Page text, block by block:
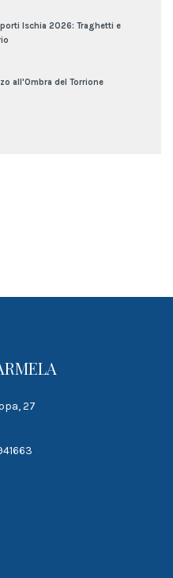
Ischia 2026: Traghetti e
all'Ombra del Torrione
27